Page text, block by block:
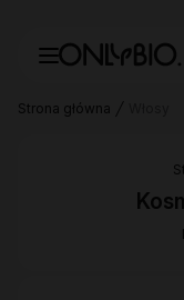
Strona główna